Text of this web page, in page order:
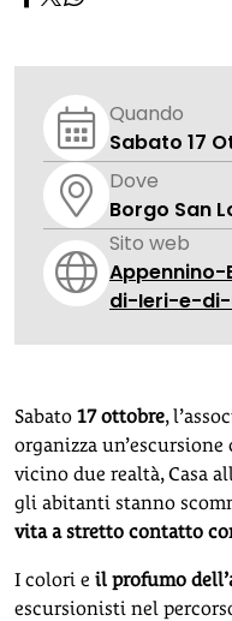
Quando
Sabato 17
Dove
Borgo San
Sito web
di-Ieri-e-
Sabato 17 ottobre,
organizza
vicino due realtà, Casa
gli abitanti stanno
vita a stretto contatto
I colori e il profumo
escursionisti nel